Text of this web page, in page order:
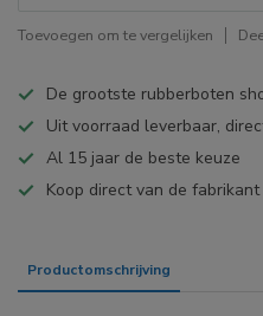
Toevoegen om te vergelijken
De grootste rubberboten
Uit voorraad leverbaar,
Al 15 jaar de beste keuze
Koop direct van de fabrikant
Productomschrijving